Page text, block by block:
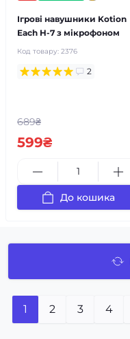
Ігрові навушники Kotion
Each H-7 з мікрофоном
Код товару: 2376
2
689₴
599₴
До кошика
1 2 3 4